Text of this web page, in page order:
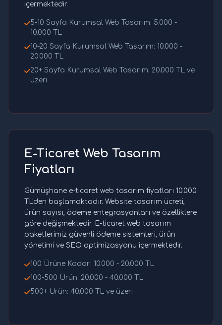
içermektedir.
5-10 Sayfa Kurumsal Web Tasarım: 5.000 -
10.000 TL
10-20 Sayfa Kurumsal Web Tasarım: 10.000 -
20.000 TL
20+ Sayfa Kurumsal Web Tasarım: 20.000 TL ve
üzeri
E-Ticaret Web Tasarım
Fiyatları
Gümüşhane e-ticaret web tasarım fiyatları 10.000
TL'den başlamaktadır. Website tasarım ücreti,
ürün sayısı, ödeme entegrasyonları ve özelliklere
göre değişmektedir. E-ticaret web tasarım
paketlerimiz güvenli ödeme sistemleri, ürün
yönetimi ve SEO optimizasyonu içermektedir.
100 Ürüne Kadar: 10.000 - 20.000 TL
100-500 Ürün: 20.000 - 40.000 TL
500+ Ürün: 40.000 TL ve üzeri